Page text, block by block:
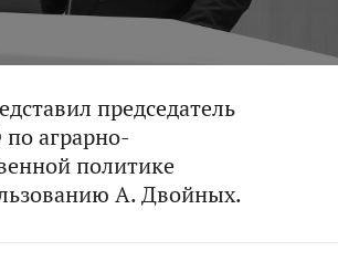
председатель
аграрно-
политике
А. Двойных.